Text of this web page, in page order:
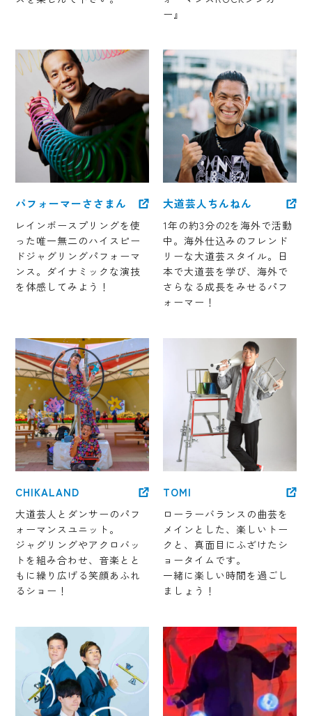
ー』
パフォーマーささまん
レインボースプリングを使
った唯一無二のハイスピー
ドジャグリングパフォーマ
ンス。ダイナミックな演技
を体感してみよう！
大道芸人ちんねん
1年の約3分の2を海外で活動
中。海外仕込みのフレンド
リーな大道芸スタイル。日
本で大道芸を学び、海外で
さらなる成長をみせるパフ
ォーマー！
CHIKALAND
大道芸人とダンサーのパフ
ォーマンスユニット。
ジャグリングやアクロバッ
トを組み合わせ、音楽とと
もに繰り広げる笑顔あふれ
るショー！
TOMI
ローラーバランスの曲芸を
メインとした、楽しいトー
クと、真面目にふざけたシ
ョータイムです。
一緒に楽しい時間を過ごし
ましょう！